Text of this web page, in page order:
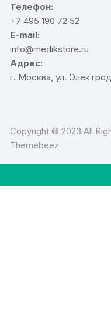
Телефон:
+7 495 190 72 52
E-mail:
info@medikstore.ru
Адрес:
г. Москва, ул.
Copyright © 2023 All
Themebeez